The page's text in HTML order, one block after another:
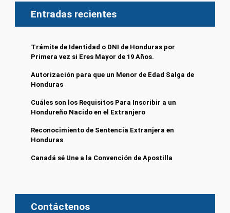
Entradas recientes
Trámite de Identidad o DNI de Honduras por
Primera vez si Eres Mayor de 19 Años.
Autorización para que un Menor de Edad Salga de
Honduras
Cuáles son los Requisitos Para Inscribir a un
Hondureño Nacido en el Extranjero
Reconocimiento de Sentencia Extranjera en
Honduras
Canadá sé Une a la Convención de Apostilla
Contáctenos